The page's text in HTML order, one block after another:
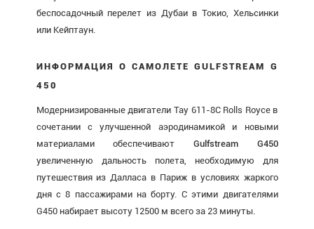
беспосадочный перелет из Дубаи в Токио, Хельсинки
или Кейптаун.
ИНФОРМАЦИЯ О САМОЛЕТЕ GULFSTREAM G
450
Модернизированные двигатели Tay 611-8C Rolls Royce в
сочетании с улучшенной аэродинамикой и новыми
материалами обеспечивают Gulfstream G450
увеличенную дальность полета, необходимую для
путешествия из Далласа в Париж в условиях жаркого
дня с 8 пассажирами на борту. С этими двигателями
G450 набирает высоту 12500 м всего за 23 минуты.